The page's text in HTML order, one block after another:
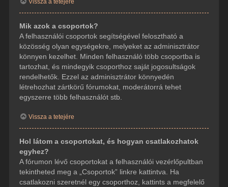
Mik azok a csoportok?
A felhasználói csoportok segítségével felosztható a
közösség olyan egységekre, melyeket az adminisztrátor
könnyen kezelhet. Minden felhasználó több csoportba is
tartozhat, és mindegyik csoporthoz saját jogosultságok
rendelhetők. Ezzel az adminisztrátor könnyedén
létrehozhat zártkörű fórumokat, moderátorrá tehet
egyszerre több felhasználót stb.
Vissza a tetejére
Hol látom a csoportokat, és hogyan csatlakozhatok
egyhez?
A fórumon lévő csoportokat a felhasználói vezérlőpultban
tekintheted meg a „Csoportok” linkre kattintva. Ha
csatlakozni szeretnél egy csoporthoz, kattints a megfelelő